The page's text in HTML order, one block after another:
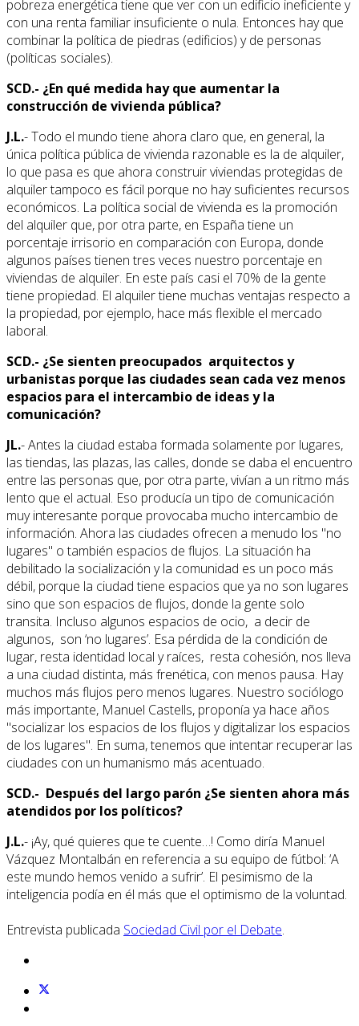
pobreza energética tiene que ver con un edificio ineficiente y
con una renta familiar insuficiente o nula. Entonces hay que
combinar la política de piedras (edificios) y de personas
(políticas sociales).
SCD.- ¿En qué medida hay que aumentar la
construcción de vivienda pública?
J.L.- Todo el mundo tiene ahora claro que, en general, la
única política pública de vivienda razonable es la de alquiler,
lo que pasa es que ahora construir viviendas protegidas de
alquiler tampoco es fácil porque no hay suficientes recursos
económicos. La política social de vivienda es la promoción
del alquiler que, por otra parte, en España tiene un
porcentaje irrisorio en comparación con Europa, donde
algunos países tienen tres veces nuestro porcentaje en
viviendas de alquiler. En este país casi el 70% de la gente
tiene propiedad. El alquiler tiene muchas ventajas respecto a
la propiedad, por ejemplo, hace más flexible el mercado
laboral.
SCD.- ¿Se sienten preocupados arquitectos y
urbanistas porque las ciudades sean cada vez menos
espacios para el intercambio de ideas y la
comunicación?
JL.- Antes la ciudad estaba formada solamente por lugares,
las tiendas, las plazas, las calles, donde se daba el encuentro
entre las personas que, por otra parte, vivían a un ritmo más
lento que el actual. Eso producía un tipo de comunicación
muy interesante porque provocaba mucho intercambio de
información. Ahora las ciudades ofrecen a menudo los "no
lugares" o también espacios de flujos. La situación ha
debilitado la socialización y la comunidad es un poco más
débil, porque la ciudad tiene espacios que ya no son lugares
sino que son espacios de flujos, donde la gente solo
transita. Incluso algunos espacios de ocio, a decir de
algunos, son ‘no lugares’. Esa pérdida de la condición de
lugar, resta identidad local y raíces, resta cohesión, nos lleva
a una ciudad distinta, más frenética, con menos pausa. Hay
muchos más flujos pero menos lugares. Nuestro sociólogo
más importante, Manuel Castells, proponía ya hace años
"socializar los espacios de los flujos y digitalizar los espacios
de los lugares". En suma, tenemos que intentar recuperar las
ciudades con un humanismo más acentuado.
SCD.- Después del largo parón ¿Se sienten ahora más
atendidos por los políticos?
J.L.- ¡Ay, qué quieres que te cuente…! Como diría Manuel
Vázquez Montalbán en referencia a su equipo de fútbol: ‘A
este mundo hemos venido a sufrir’. El pesimismo de la
inteligencia podía en él más que el optimismo de la voluntad.
Entrevista publicada Sociedad Civil por el Debate.